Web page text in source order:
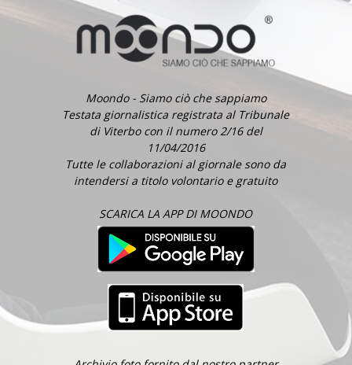
Moondo - Siamo ciò che sappiamo
Testata giornalistica registrata al Tribunale
di Viterbo con il numero 2/16 del
11/04/2016
Tutte le collaborazioni al giornale sono da
intendersi a titolo volontario e gratuito
SCARICA LA APP DI MOONDO